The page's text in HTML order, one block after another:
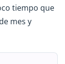
tiempo que
mes y